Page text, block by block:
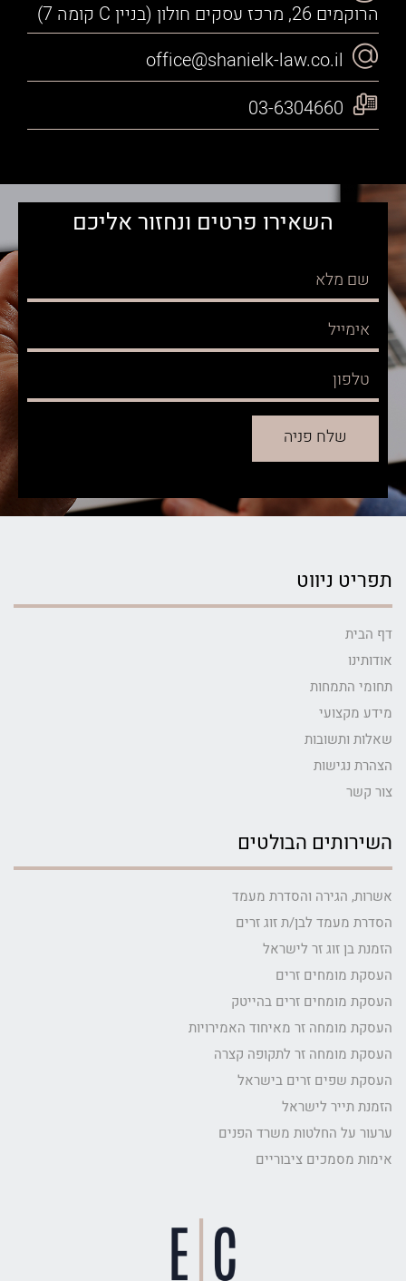
הרוקמים 26, מרכז עסקים חולון (בניין C קומה 7)
office@shanielk-law.co.il
03-6304660
השאירו פרטים ונחזור אליכם
תפריט ניווט
דף הבית
אודותינו
תחומי התמחות
מידע מקצועי
שאלות ותשובות
הצהרת נגישות
צור קשר
השירותים הבולטים
אשרות, הגירה והסדרת מעמד
הסדרת מעמד לבן/ת זוג זרים
הזמנת בן זוג זר לישראל
העסקת מומחים זרים
העסקת מומחים זרים בהייטק
העסקת מומחה זר מאיחוד האמירויות
העסקת מומחה זר לתקופה קצרה
העסקת שפים זרים בישראל
הזמנת תייר לישראל
ערעור על החלטות משרד הפנים
אימות מסמכים ציבוריים